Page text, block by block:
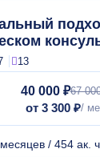
13
40 000 ₽67
от 3 300 ₽
/ 454 ак.